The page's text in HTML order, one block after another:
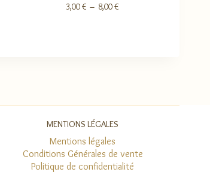
3,00€ – 8,00€Plage
MENTIONS LÉGALES
Mentions légales
Conditions Générales de vente
Politique de confidentialité